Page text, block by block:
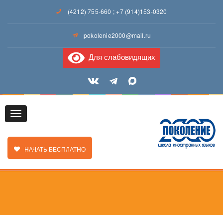
(4212) 755-660 ;+7 (914)153-0320
pokolenie2000@mail.ru
Для слабовидящих
Toggle
ЗАКАЗАТЬ ЗВОНОК
НАЧАТЬ БЕСПЛАТНО